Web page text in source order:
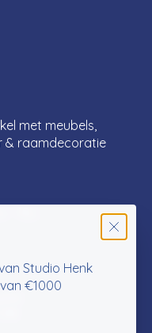
met meubels,
& raamdecoratie
Studio Henk
€1000